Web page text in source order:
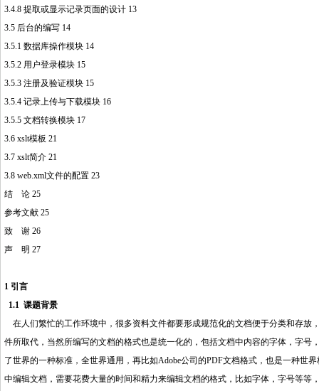
3.4.8 提取或显示记录页面的设计 13
3.5 后台的编写 14
3.5.1 数据库操作模块 14http://www.16sheji8.cn/
3.5.2 用户登录模块 15
3.5.3 注册及验证模块 15
3.5.4 记录上传与下载模块 16
3.5.5 文档转换模块 17
3.6 xslt模板 21
3.7 xslt简介 21
3.8 web.xml文件的配置 23
结 论 25
参考文献 25http://www.16sheji8.cn/
致 谢 26
声 明 27
1 引言
1.1 课题背景
在人们繁忙的工作环境中，很多资料文件都要形成规范化的文档便于分类和存放
件所取代，当然所编写的文档的格式也是统一化的，包括文档中内容的字体，字
了世界的一种标准，全世界通用，再比如Adobe公司的PDF文档格式，也是一种世
中编辑文档，需要花费大量的时间和精力来编辑文档的格式，比如字体，字号等等